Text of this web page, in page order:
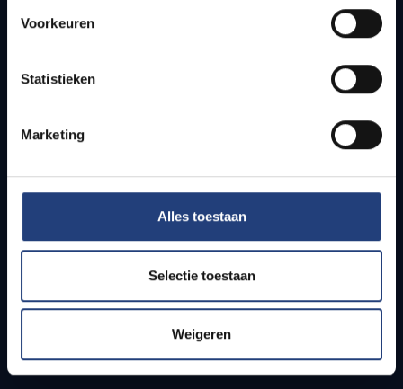
Voorkeuren
Statistieken
Marketing
Alles toestaan
Selectie toestaan
Weigeren
Bereikbaarheid
Studenten
PhD-studenten
Leerkrachten en secundaire scholen